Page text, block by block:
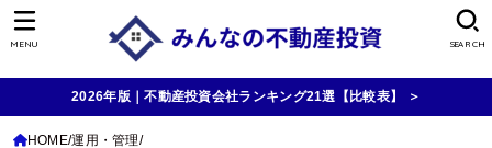
SEARCH
MENU
2026年版｜不動産投資会社ランキング21選【比較表】 ＞
HOME 運用・管理